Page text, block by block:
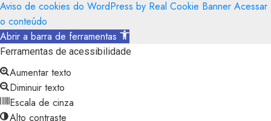
Aviso de cookies do WordPress by Real Cookie Banner Acessar
o conteúdo
Abrir a barra de ferramentas
Ferramentas de acessibilidade
Aumentar texto
Diminuir texto
Escala de cinza
Alto contraste